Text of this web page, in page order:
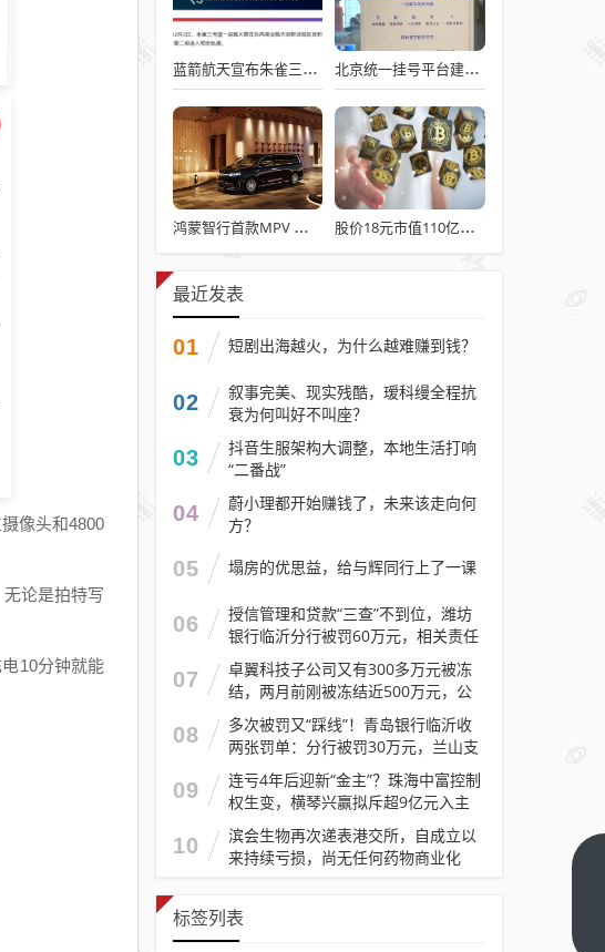
像头和4800
论是拍特写
10分钟就能
蓝箭航天宣布朱雀三号成功入轨，技术突破五大项，深入排查回收失败原因 北京统一挂号平台建成！覆盖近300家二三甲医院号源
鸿蒙智行首款MPV 智界V9电池信息曝光：WLTC最远续航223km 股价18元市值110亿，城地香江却被查出连续7季财报失真
最近发表
01 短剧出海越火，为什么越难赚到钱？
02
叙事完美、现实残酷，瑷科缦全程抗
衰为何叫好不叫座？
03
抖音生服架构大调整，本地生活打响
“二番战”
04
蔚小理都开始赚钱了，未来该走向何
方？
05 塌房的优思益，给与辉同行上了一课
06
授信管理和贷款“三查”不到位，潍坊
银行临沂分行被罚60万元，相关责任
人被警告
07
卓翼科技子公司又有300多万元被冻
结，两月前刚被冻结近500万元，公
司去年预计亏损至少2.1亿元
08
多次被罚又“踩线”！青岛银行临沂收
两张罚单：分行被罚30万元，兰山支
行被罚30万元
09
连亏4年后迎新“金主”？珠海中富控制
权生变，横琴兴赢拟斥超9亿元入主
10
滨会生物再次递表港交所，自成立以
来持续亏损，尚无任何药物商业化
标签列表